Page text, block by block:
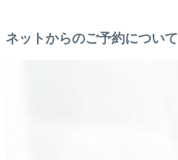
ネットからのご予約について